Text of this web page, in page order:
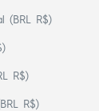
(BRL R$)
R$)
R$)